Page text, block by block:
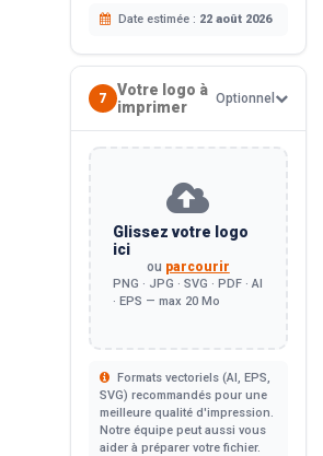
Date estimée : 22 août 2026
7
Votre logo à
imprimer
Optionnel
Glissez votre logo
ici
ou parcourir
PNG · JPG · SVG · PDF · AI
· EPS — max 20 Mo
Formats vectoriels (AI, EPS,
SVG) recommandés pour une
meilleure qualité d'impression.
Notre équipe peut aussi vous
aider à préparer votre fichier.